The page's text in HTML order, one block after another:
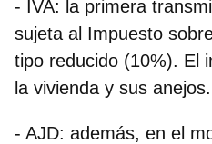
- IVA: la primera
sujeta al Impuesto
tipo reducido (10%). El
la vivienda y sus anejos.
- AJD: además, en el